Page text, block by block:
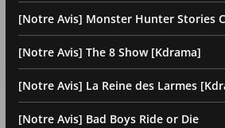
[Notre Avis] Monster Hunter Stories
[Notre Avis] The 8 Show [Kdrama]
[Notre Avis] La Reine des Larmes
[Notre Avis] Bad Boys Ride or Die